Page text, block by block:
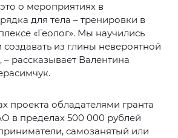
о мероприятиях в
для тела – тренировки в
«Геолог». Мы научились
создавать из глины невероятной
– рассказывает Валентина
проекта обладателями гранта
в пределах 500 000 рублей
самозанятый или